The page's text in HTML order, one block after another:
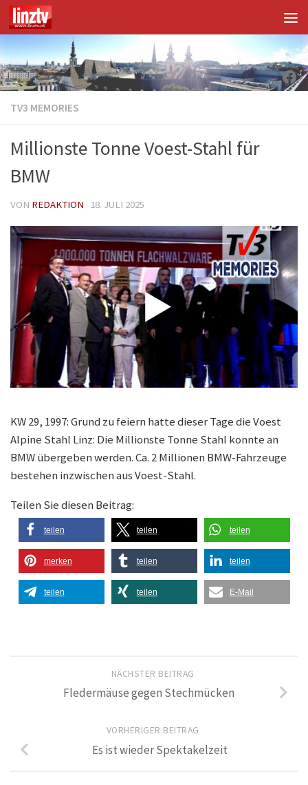
Unter dem Inhalt
TV3 MEMORIES
Millionste Tonne Voest-Stahl für
BMW
VON REDAKTION · 18. JULI 2025
KW 29, 1997: Grund zu feiern hatte dieser Tage die Voest
Alpine Stahl Linz: Die Millionste Tonne Stahl konnte an
BMW übergeben werden. Ca. 2 Millionen BMW-Fahrzeuge
bestehen inzwischen aus Voest-Stahl.
Teilen Sie diesen Beitrag:
teilen teilen teilen
merken teilen teilen
teilen teilen E-Mail
NÄCHSTER BEITRAG
Fledermäuse gegen Stechmücken
VORHERIGER BEITRAG
Es ist wieder Spektakelzeit